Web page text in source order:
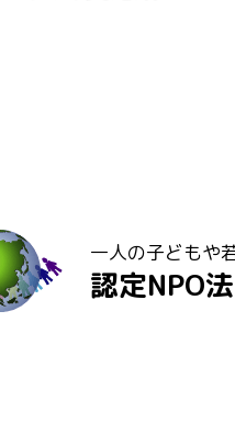
一人の子どもや
認定NPO